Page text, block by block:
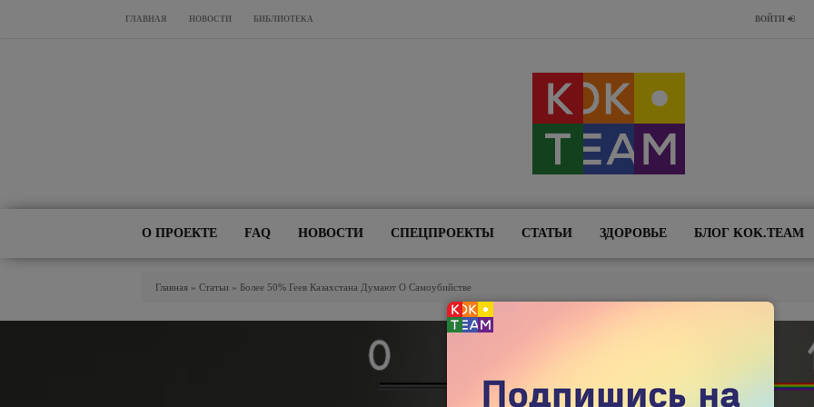
Перейти к основному содержанию
ГЛАВНАЯ НОВОСТИ БИБЛИОТЕКА ВОЙТИ
О ПРОЕКТЕ FAQ НОВОСТИ СПЕЦПРОЕКТЫ СТАТЬИ ЗДОРОВЬЕ БЛОГ KOK.TEAM
Главная » Статьи » Более 50% Геев Казахстана Думают О Самоубийстве